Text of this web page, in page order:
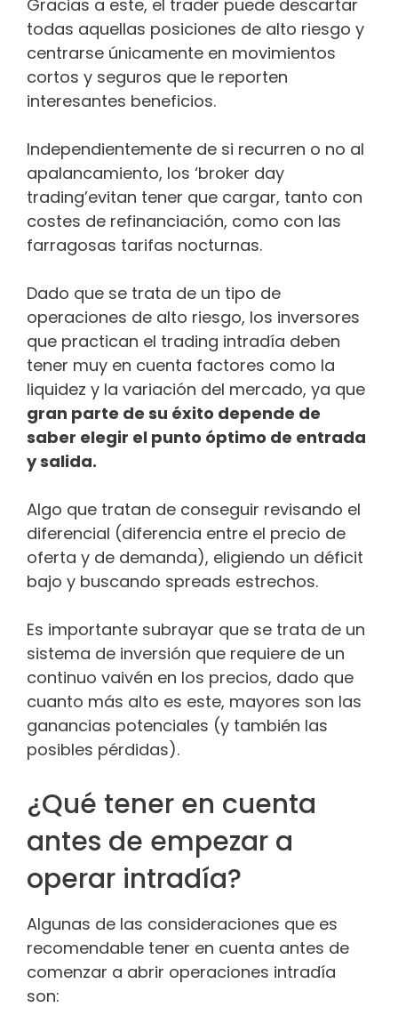
Gracias a este, el trader puede descartar
todas aquellas posiciones de alto riesgo y
centrarse únicamente en movimientos
cortos y seguros que le reporten
interesantes beneficios.
Independientemente de si recurren o no al
apalancamiento, los ‘broker day
trading’evitan tener que cargar, tanto con
costes de refinanciación, como con las
farragosas tarifas nocturnas.
Dado que se trata de un tipo de
operaciones de alto riesgo, los inversores
que practican el trading intradía deben
tener muy en cuenta factores como la
liquidez y la variación del mercado, ya que
gran parte de su éxito depende de
saber elegir el punto óptimo de entrada
y salida.
Algo que tratan de conseguir revisando el
diferencial (diferencia entre el precio de
oferta y de demanda), eligiendo un déficit
bajo y buscando spreads estrechos.
Es importante subrayar que se trata de un
sistema de inversión que requiere de un
continuo vaivén en los precios, dado que
cuanto más alto es este, mayores son las
ganancias potenciales (y también las
posibles pérdidas).
¿Qué tener en cuenta
antes de empezar a
operar intradía?
Algunas de las consideraciones que es
recomendable tener en cuenta antes de
comenzar a abrir operaciones intradía
son: